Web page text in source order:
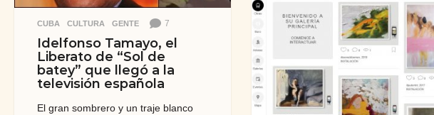
a
t
r
á
s
CUBA ,CULTURA ,GENTE 7
Idelfonso Tamayo, el
Liberato de “Sol de
batey” que llegó a la
televisión española
El gran sombrero y un traje blanco